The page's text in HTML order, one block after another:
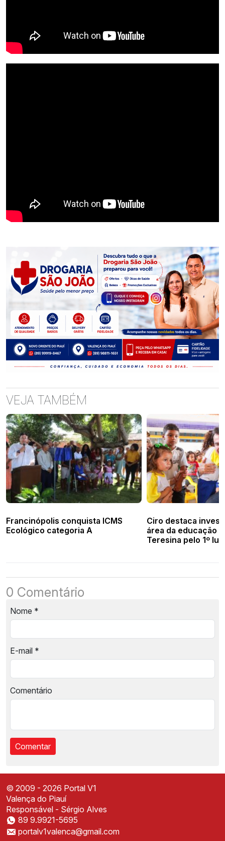
VEJA TAMBÉM
Francinópolis conquista ICMS
Ecológico categoria A
Ciro destaca
área da educação
Teresina pelo 1º
0 Comentário
Nome *
E-mail *
Comentário
Instale o Portal V1
Acesse mais rápido direto da sua tela inicial
© 2009 - 2026 Portal V1
Valença do Piauí
Responsável - Sérgio Alves
89 9.9921-5695
portalv1valenca@gmail.com